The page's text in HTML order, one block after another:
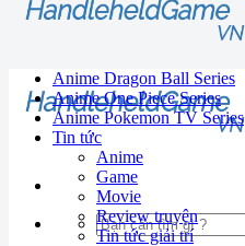
Anime Dragon Ball Series
Anime One Piece Series
Anime Pokemon TV Series
Tin tức
Anime
Game
Movie
Review truyện
Tin tức giải trí